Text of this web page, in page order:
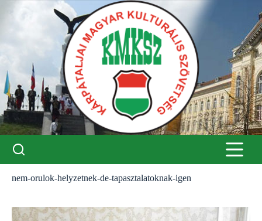
nem-orulok-helyzetnek-de-tapasztalatoknak-igen